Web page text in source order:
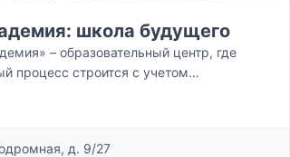
школа будущего
– образовательный центр, где
процесс строится с учетом
д. 9/27